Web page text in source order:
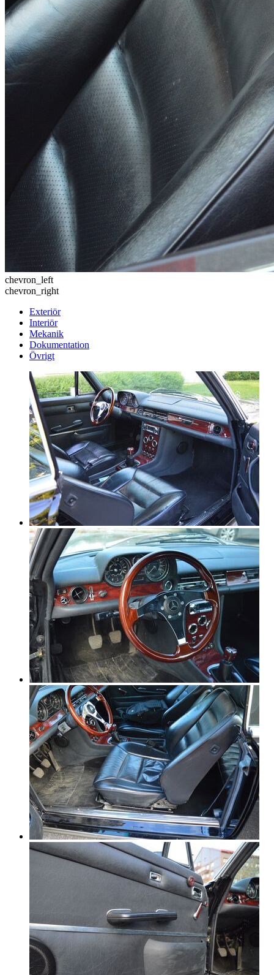
chevron_left
chevron_right
Exteriör
Interiör
Mekanik
Dokumentation
Övrigt